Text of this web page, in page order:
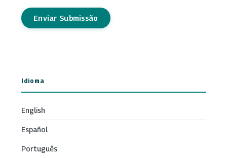
Enviar Submissão
Idioma
English
Español
Português